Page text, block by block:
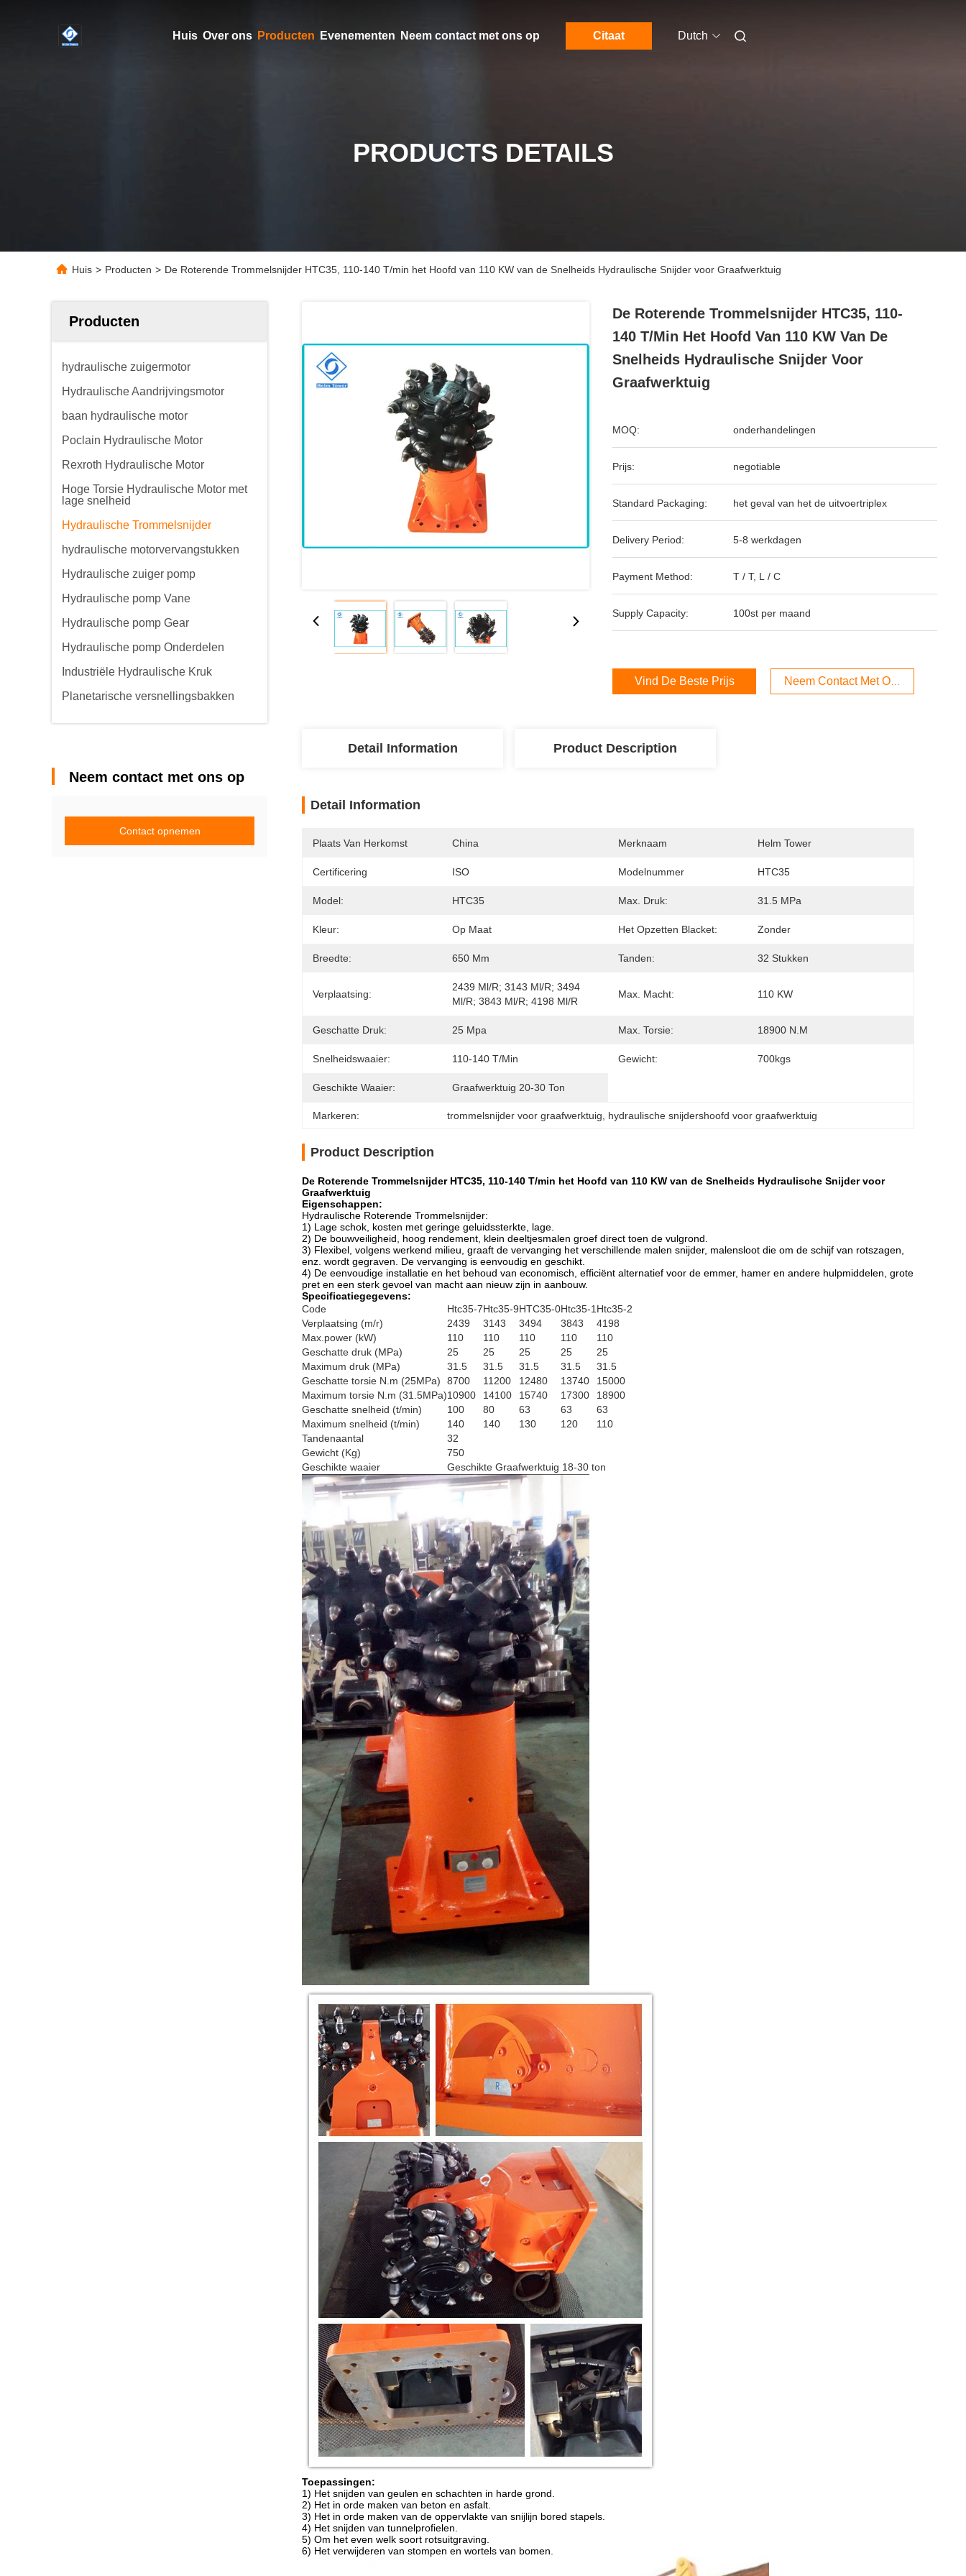
Huis Over ons Producten Evenementen Neem contact met ons op Citaat Dutch
PRODUCTS DETAILS
Huis > Producten > De Roterende Trommelsnijder HTC35, 110-140 T/min het Hoofd van 110 KW van de Snelheids Hydraulische Snijder voor Graafwerktuig
Producten
hydraulische zuigermotor
Hydraulische Aandrijvingsmotor
baan hydraulische motor
Poclain Hydraulische Motor
Rexroth Hydraulische Motor
Hoge Torsie Hydraulische Motor met
lage snelheid
Hydraulische Trommelsnijder
hydraulische motorvervangstukken
Hydraulische zuiger pomp
Hydraulische pomp Vane
Hydraulische pomp Gear
Hydraulische pomp Onderdelen
Industriële Hydraulische Kruk
Planetarische versnellingsbakken
Neem contact met ons op
Contact opnemen
De Roterende Trommelsnijder HTC35, 110-
140 T/min Het Hoofd Van 110 KW Van De
Snelheids Hydraulische Snijder Voor
Graafwerktuig
MOQ: onderhandelingen
Prijs: negotiable
Standard Packaging: het geval van het de uitvoertriplex
Delivery Period: 5-8 werkdagen
Payment Method: T / T, L / C
Supply Capacity: 100st per maand
Vind De Beste Prijs Neem Contact Met Ons Op
Detail Information Product Description
Detail Information
Plaats Van Herkomst China Merknaam Helm Tower
Certificering ISO Modelnummer HTC35
Model: HTC35 Max. Druk: 31.5 MPa
Kleur: Op Maat Het Opzetten Blacket: Zonder
Breedte: 650 Mm Tanden: 32 Stukken
Verplaatsing:
2439 Ml/r; 3143 Ml/r; 3494
Ml/r; 3843 Ml/r; 4198 Ml/r
Max. Macht: 110 KW
Geschatte Druk: 25 Mpa Max. Torsie: 18900 N.m
Snelheidswaaier: 110-140 T/min Gewicht: 700kgs
Geschikte Waaier: Graafwerktuig 20-30 Ton
Markeren: trommelsnijder voor graafwerktuig hydraulische snijdershoofd voor graafwerktuig
Product Description
De Roterende Trommelsnijder HTC35, 110-140 T/min het Hoofd van 110 KW van de Snelheids Hydraulische Snijder voor
Graafwerktuig
Eigenschappen:
Hydraulische Roterende Trommelsnijder:
1) Lage schok, kosten met geringe geluidssterkte, lage.
2) De bouwveiligheid, hoog rendement, klein deeltjesmalen groef direct toen de vulgrond.
3) Flexibel, volgens werkend milieu, graaft de vervanging het verschillende malen snijder, malensloot die om de schijf van rotszagen,
enz. wordt gegraven. De vervanging is eenvoudig en geschikt.
4) De eenvoudige installatie en het behoud van economisch, efficiënt alternatief voor de emmer, hamer en andere hulpmiddelen, grote
pret en een sterk gevoel van macht aan nieuw zijn in aanbouw.
Specificatiegegevens:
Code
Htc35-7Htc35-9HTC35-0Htc35-1 Htc35-2
Verplaatsing (m/r)
2439 3143 3494 3843
4198
Max.power (kW)
110 110 110 110
110
Geschatte druk (MPa)
25 25 25 25
25
Maximum druk (MPa)
31.5 31.5 31.5 31.5
31.5
Geschatte torsie N.m (25MPa)
8700 11200 12480 13740
15000
Maximum torsie N.m (31.5MPa)10900 14100 15740 17300
18900
Geschatte snelheid (t/min)
100 80 63 63
63
Maximum snelheid (t/min)
140 140 130 120
110
Tandenaantal
32
Gewicht (Kg)
750
Geschikte waaier
Geschikte Graafwerktuig 18-30 ton
Toepassingen:
1) Het snijden van geulen en schachten in harde grond.
2) Het in orde maken van beton en asfalt.
3) Het in orde maken van de oppervlakte van snijlijn bored stapels.
4) Het snijden van tunnelprofielen.
5) Om het even welk soort rotsuitgraving.
6) Het verwijderen van stompen en wortels van bomen.